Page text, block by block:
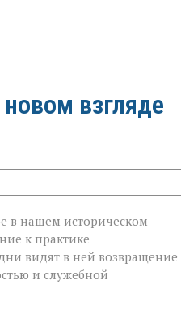
взгляде
в нашем историческом
к практике
видят в ней возвращение
и служебной